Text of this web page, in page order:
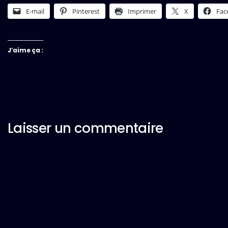
E-mail Pinterest Imprimer X
J’aime ça :
Laisser un commentaire